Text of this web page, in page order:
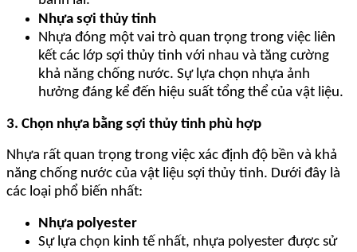
Nhựa sợi thủy tinh
Nhựa đóng một vai trò quan trọng trong việc liên
kết các lớp sợi thủy tinh với nhau và tăng cường
khả năng chống nước. Sự lựa chọn nhựa ảnh
hưởng đáng kể đến hiệu suất tổng thể của vật liệu.
3. Chọn nhựa bằng sợi thủy tinh phù hợp
Nhựa rất quan trọng trong việc xác định độ bền và khả
năng chống nước của vật liệu sợi thủy tinh. Dưới đây là
các loại phổ biến nhất:
Nhựa polyester
Sự lựa chọn kinh tế nhất, nhựa polyester được sử